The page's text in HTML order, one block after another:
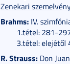
Zenekari
Brahms: IV.
1.tétel: 281-
3.tétel: elejétől
R. Strauss: Don